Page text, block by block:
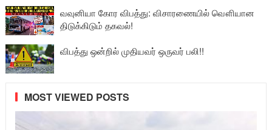
வவுனியா கோர விபத்து: விசாரணையில் வௌியான
திடுக்கிடும் தகவல்!
விபத்து ஒன்றில் முதியவர் ஒருவர் பலி!!
MOST VIEWED POSTS